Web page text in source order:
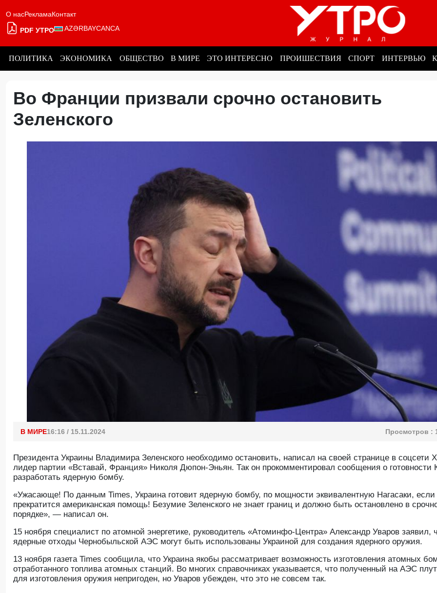
О насРекламаКонтакт
PDF УТРО AZƏRBAYCANCA
ПОЛИТИКА ЭКОНОМИКА ОБЩЕСТВО В МИРЕ ЭТО ИНТЕРЕСНО ПРОИШЕСТВИЯ СПОРТ ИНТЕРВЬЮ
Во Франции призвали срочно остановить
Зеленского
В МИРЕ16:16 / 15.11.2024 Просмотров :
Президента Украины Владимира Зеленского необходимо остановить, написал на своей странице в соцсети X
лидер партии «Вставай, Франция» Николя Дюпон-Эньян. Так он прокомментировал сообщения о готовности
разработать ядерную бомбу.
«Ужасающе! По данным Times, Украина готовит ядерную бомбу, по мощности эквивалентную Нагасаки, если
прекратится американская помощь! Безумие Зеленского не знает границ и должно быть остановлено в
порядке», — написал он.
15 ноября специалист по атомной энергетике, руководитель «Атоминфо-Центра» Александр Уваров заявил,
ядерные отходы Чернобыльской АЭС могут быть использованы Украиной для создания ядерного оружия.
13 ноября газета Times сообщила, что Украина якобы рассматривает возможность изготовления атомных
отработанного топлива атомных станций. Во многих справочниках указывается, что полученный на АЭС
для изготовления оружия непригоден, но Уваров убежден, что это не совсем так.